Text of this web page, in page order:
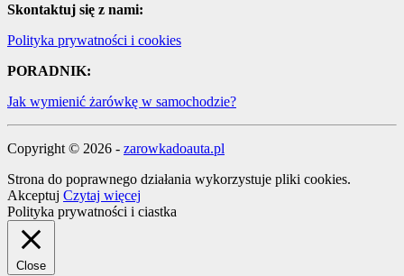
Skontaktuj się z nami:
Polityka prywatności i cookies
PORADNIK:
Jak wymienić żarówkę w samochodzie?
Copyright © 2026 - zarowkadoauta.pl
Strona do poprawnego działania wykorzystuje pliki cookies.
Akceptuj Czytaj więcej
Polityka prywatności i ciastka
Close